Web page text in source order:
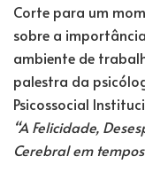
Corte para um
sobre a
ambiente de
palestra da
Psicossocial
“A Felicidade,
Cerebral em